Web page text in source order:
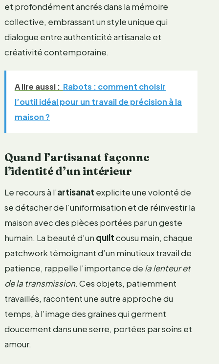
et profondément ancrés dans la mémoire
collective, embrassant un style unique qui
dialogue entre authenticité artisanale et
créativité contemporaine.
A lire aussi : Rabots : comment choisir
l’outil idéal pour un travail de précision à la
maison ?
Quand l’artisanat façonne
l’identité d’un intérieur
Le recours à l’artisanat explicite une volonté de
se détacher de l’uniformisation et de réinvestir la
maison avec des pièces portées par un geste
humain. La beauté d’un quiltcousu main, chaque
patchwork témoignant d’un minutieux travail de
patience, rappelle l’importance de la lenteur et
de la transmission. Ces objets, patiemment
travaillés, racontent une autre approche du
temps, à l’image des graines qui germent
doucement dans une serre, portées par soins et
amour.